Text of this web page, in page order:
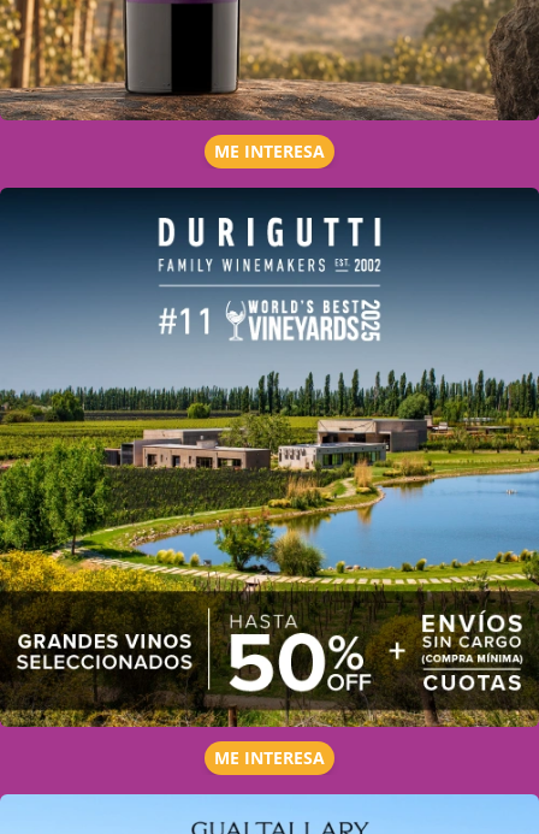
ME INTERESA
ME INTERESA